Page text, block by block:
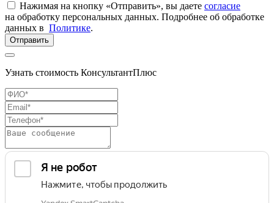
Нажимая на кнопку «Отправить», вы даете согласие
на обработку персональных данных. Подробнее об обработке
данных в Политике.
Отправить
Узнать стоимость КонсультантПлюс